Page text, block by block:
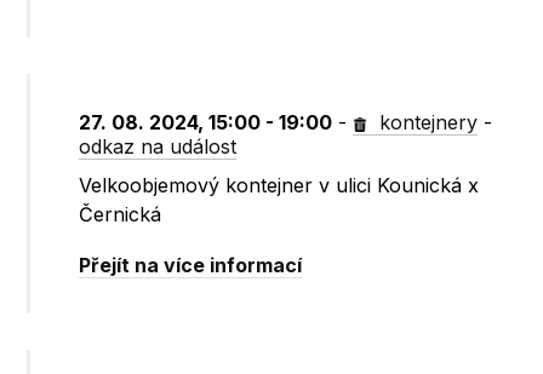
27. 08. 2024, 15:00 - 19:00 - kontejnery -
odkaz na událost
Velkoobjemový kontejner v ulici Kounická x
Černická
Přejít na více informací